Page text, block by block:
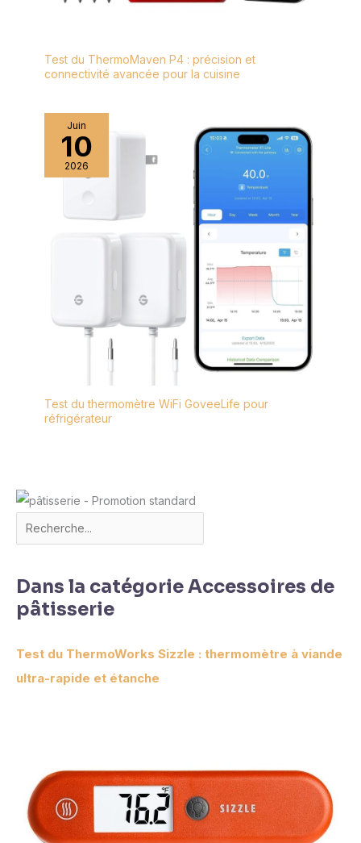
petits événements.
Test du ThermoMaven P4 : précision et
connectivité avancée pour la cuisine
Juin
10
2026
Test du thermomètre WiFi GoveeLife pour
réfrigérateur
Dans la catégorie Accessoires de
pâtisserie
Test du ThermoWorks Sizzle : thermomètre à viande
ultra-rapide et étanche